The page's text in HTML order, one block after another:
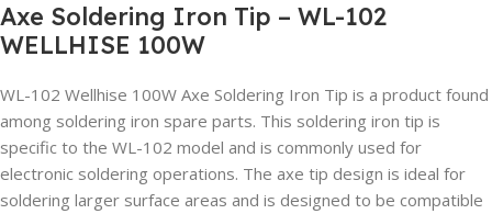
Axe Soldering Iron Tip – WL-102
WELLHISE 100W
WL-102 Wellhise 100W Axe Soldering Iron Tip is a product found
among soldering iron spare parts. This soldering iron tip is
specific to the WL-102 model and is commonly used for
electronic soldering operations. The axe tip design is ideal for
soldering larger surface areas and is designed to be compatible